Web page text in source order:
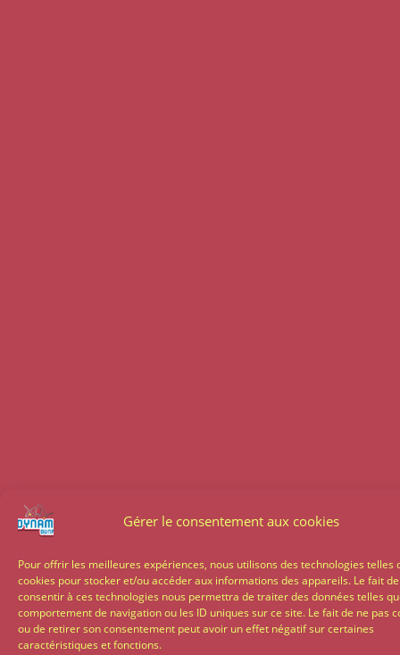
Gérer le consentement aux cookies
Pour offrir les meilleures expériences, nous utilisons des technologies telles
cookies pour stocker et/ou accéder aux informations des appareils. Le fait de
consentir à ces technologies nous permettra de traiter des données telles
comportement de navigation ou les ID uniques sur ce site. Le fait de ne pas
ou de retirer son consentement peut avoir un effet négatif sur certaines
caractéristiques et fonctions.